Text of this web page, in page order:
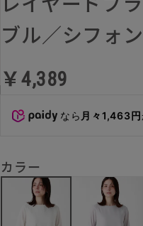
ブル／シフォ
￥4,389
なら 月々1,463円
カラー